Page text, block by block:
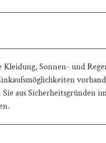
Kleidung, Sonnen- und
aus Sicherheitsgründen